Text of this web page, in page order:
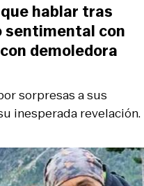
sorpresas a sus
inesperada revelación.
hablar tras
con
demoledora